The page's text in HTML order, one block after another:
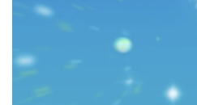
アメブロ